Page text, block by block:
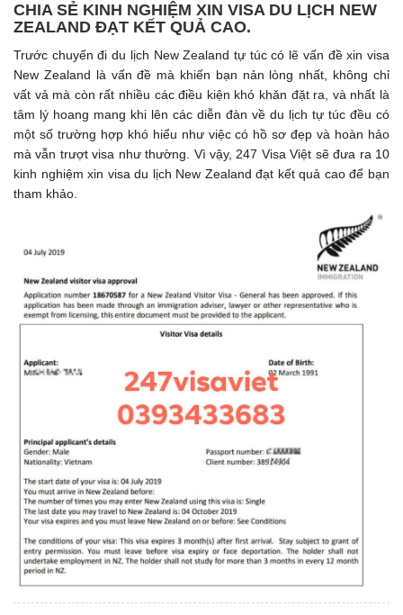
CHIA SẺ KINH NGHIỆM XIN VISA DU LỊCH NEW
ZEALAND ĐẠT KẾT QUẢ CAO.
Trước chuyến đi du lịch New Zealand tự túc có lẽ vấn đề xin visa
New Zealand là vấn đề mà khiến bạn nản lòng nhất, không chỉ
vất vả mà còn rất nhiều các điều kiện khó khăn đặt ra, và nhất là
tâm lý hoang mang khi lên các diễn đàn về du lịch tự túc đều có
một số trường hợp khó hiểu như việc có hồ sơ đẹp và hoàn hảo
mà vẫn trượt visa như thường. Vì vậy, 247 Visa Việt sẽ đưa ra 10
kinh nghiệm xin visa du lịch New Zealand đạt kết quả cao để bạn
tham khảo.